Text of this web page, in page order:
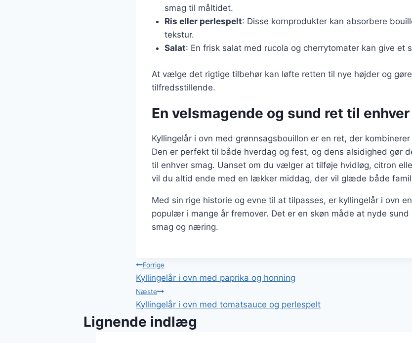
smag til måltidet.
Ris eller perlespelt: Disse kornprodukter kan absorbere
tekstur.
Salat: En frisk salat med rucola og cherrytomater kan give et
At vælge det rigtige tilbehør kan løfte retten til nye højder og
tilfredsstillende.
En velsmagende og sund ret til
Kyllingelår i ovn med grønnsagsbouillon er en ret, der
Den er perfekt til både hverdag og fest, og dens alsidighed gør
til enhver smag. Uanset om du vælger at tilføje hvidløg, citron
vil du altid ende med en lækker middag, der vil glæde både
Med sin rige historie og evne til at tilpasses, er kyllingelår i ovn
populær i mange år fremover. Det er en skøn måde at nyde
smag og næring.
Indlægsnavigation
Forrige
Kyllingelår i ovn med paprika og honning
Næste
Kyllingelår i ovn med tomatsauce og perlespelt
Lignende indlæg